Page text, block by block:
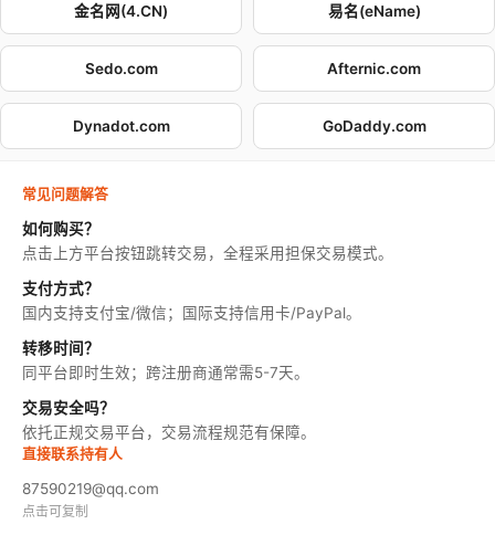
金名网(4.CN) 易名(eName)
Sedo.com Afternic.com
Dynadot.com GoDaddy.com
常见问题解答
如何购买？
点击上方平台按钮跳转交易，全程采用担保交易模式。
支付方式？
国内支持支付宝/微信；国际支持信用卡/PayPal。
转移时间？
同平台即时生效；跨注册商通常需5-7天。
交易安全吗？
依托正规交易平台，交易流程规范有保障。
直接联系持有人
87590219@qq.com
点击可复制